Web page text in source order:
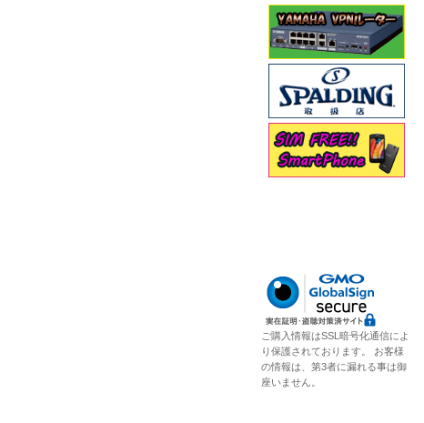
ご購入情報はSSL暗号化通信によ
り保護されております。 お客様
の情報は、第3者に漏れる事は御
座いません。